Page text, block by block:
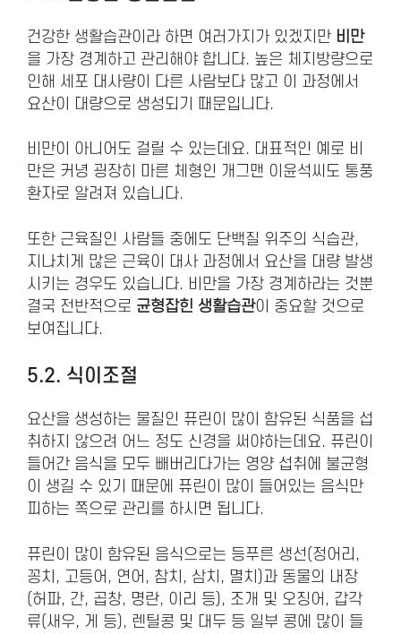
건강한 생활습관이라 하면 여러가지가 있겠지만 비만
을 가장 경계하고 관리해야 합니다. 높은 체지방량으로
인해 세포 대사량이 다른 사람보다 많고 이 과정에서
요산이 대량으로 생성되기 때문입니다.
비만이 아니어도 걸릴 수 있는데요. 대표적인 예로 비
만은 커녕 굉장히 마른 체형인 개그맨 이윤석씨도 통풍
환자로 알려져 있습니다.
또한 근육질인 사람들 중에도 단백질 위주의 식습관,
지나치게 많은 근육이 대사 과정에서 요산을 대량 발생
시키는 경우도 있습니다. 비만을 가장 경계하라는 것뿐
결국 전반적으로 균형잡힌 생활습관이 중요할 것으로
보여집니다.
5.2. 식이조절
요산을 생성하는 물질인 퓨린이 많이 함유된 식품을 섭
취하지 않으려 어느 정도 신경을 써야하는데요. 퓨린이
들어간 음식을 모두 빼버리다가는 영양 섭취에 불균형
이 생길 수 있기 때문에 퓨린이 많이 들어있는 음식만
피하는 쪽으로 관리를 하시면 됩니다.
퓨린이 많이 함유된 음식으로는 등푸른 생선(정어리,
꽁치, 고등어, 연어, 참치, 삼치, 멸치)과 동물의 내장
(허파, 간, 곱창, 명란, 이리 등), 조개 및 오징어, 갑각
류(새우, 게 등), 렌틸콩 및 대두 등 일부 콩에 많이 들